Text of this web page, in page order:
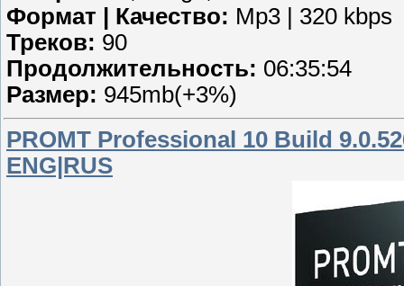
Формат | Качество: Mp3 | 320 kbps
Треков: 90
Продолжительность: 06:35:54
Размер: 945mb(+3%)
PROMT Professional 10 Build
ENG|RUS